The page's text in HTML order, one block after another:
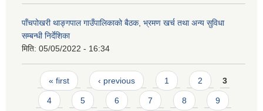
पाँचपोखरी थाङ्गपाल गाउँपालिकाको बैठक, भ्रमण खर्च तथा अन्य सुविधा
सम्बन्धी निर्देशिका
मिति: 05/05/2022 - 16:34
Pages
« first ‹ previous 1 2 3
4 5 6 7 8 9